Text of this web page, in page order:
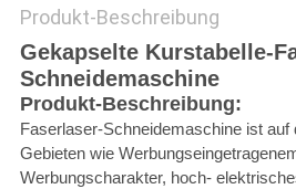
Produkt-Beschreibung
Gekapselte Kurstabelle-
Schneidemaschine
Produkt-Beschreibung:
Faserlaser-Schneidemaschine ist auf
Gebieten wie
Werbungscharakter, hoch-